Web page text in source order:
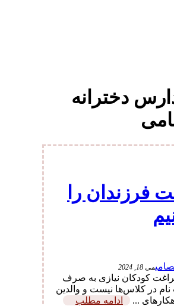
دخترانه
فرزندان را
می 18, 2024
کودکان نیازی به صرف
نام در کلاس‌ها نیست و والدین
...
ادامه مطلب